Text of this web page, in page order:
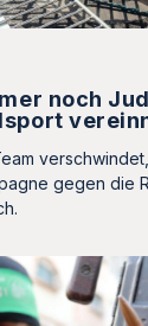
noch
gegen die